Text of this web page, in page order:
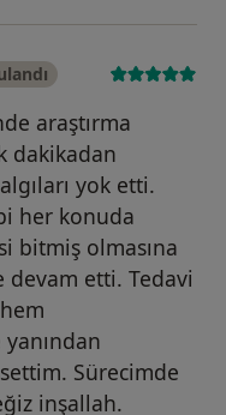
araştırma
dakikadan
yok etti.
her konuda
bitmiş olmasına
etti. Tedavi
Sürecimde
inşallah.